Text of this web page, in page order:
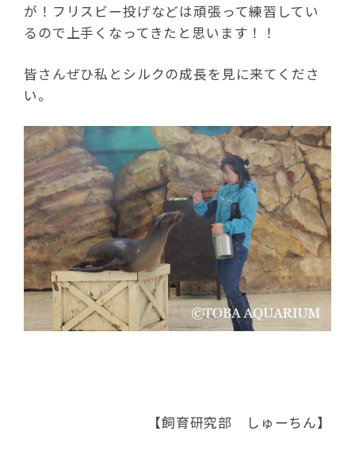
が！フリスビー投げなどは頑張って練習してい
るので上手くなってきたと思います！！
皆さんぜひ私とシルクの成長を見に来てくださ
い。
【飼育研究部 しゅーちん】